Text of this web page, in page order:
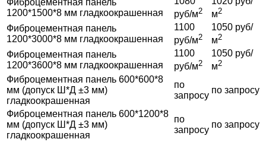
1200*1500*8 мм гладкоокрашенная
руб/м2
м2
Фиброцементная панель
1200*3000*8 мм гладкоокрашенная
1100
руб/м2
1050 руб/
м2
Фиброцементная панель
1200*3600*8 мм гладкоокрашенная
1100
руб/м2
1050 руб/
м2
Фиброцементная панель 600*600*8
мм (допуск Ш*Д ±3 мм)
гладкоокрашенная
по
запросу
по запросу
Фиброцементная панель 600*1200*8
мм (допуск Ш*Д ±3 мм)
гладкоокрашенная
по
запросу
по запросу